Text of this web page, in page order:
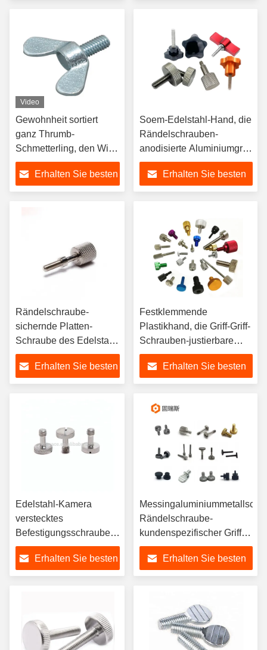
Video
Gewohnheit sortiert
ganz Thrumb-
Schmetterling, den Wing
Head Screw Steel Wing
mit runder Nase
schraubt
Erhalten Sie besten
Soem-Edelstahl-Hand, die
Rändelschrauben-
anodisierte Aluminiumgriff-
Rändelschraube festzieht
Erhalten Sie besten
Rändelschraube-
sichernde Platten-
Schraube des Edelstahl-
SS304 316
Erhalten Sie besten
Festklemmende
Plastikhand, die Griff-Griff-
Schrauben-justierbare
Tischbein-Schraube
festziehtErhalten Sie besten
Edelstahl-Kamera
verstecktes
Befestigungsschrauben-
Kamera-
Befestigungsschraube-
einfaches Ende
Erhalten Sie besten
Rändelschraube-
kundenspezifischer Griff
schraubt flachen Kopf M6
M3
Erhalten Sie besten